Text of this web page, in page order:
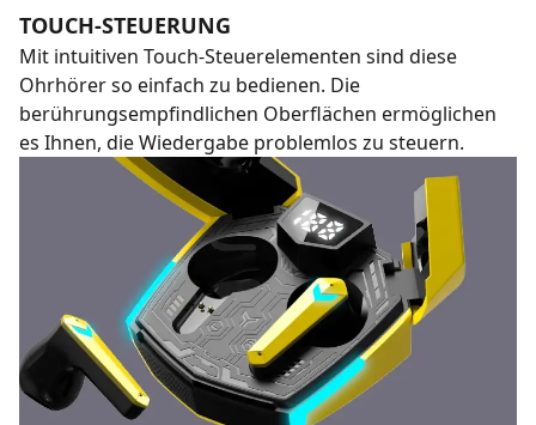
TOUCH-STEUERUNG
Mit intuitiven Touch-Steuerelementen sind diese
Ohrhörer so einfach zu bedienen. Die
berührungsempfindlichen Oberflächen ermöglichen
es Ihnen, die Wiedergabe problemlos zu steuern.